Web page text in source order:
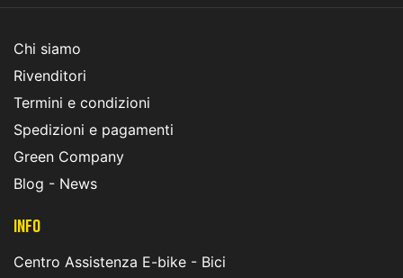
Chi siamo
Rivenditori
Termini e condizioni
Spedizioni e pagamenti
Green Company
Blog - News
INFO
Centro Assistenza E-bike - Bici